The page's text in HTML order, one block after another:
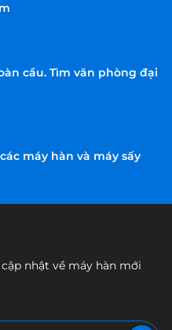
cầu. Tìm văn phòng đại
máy hàn và máy sấy
nhật về máy hàn mới